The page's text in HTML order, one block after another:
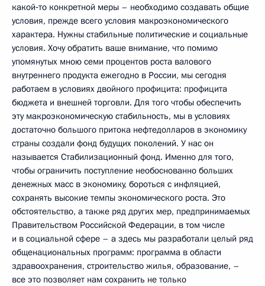
какой‑то конкретной меры – необходимо создавать общие
условия, прежде всего условия макроэкономического
характера. Нужны стабильные политические и социальные
условия. Хочу обратить ваше внимание, что помимо
упомянутых мною семи процентов роста валового
внутреннего продукта ежегодно в России, мы сегодня
работаем в условиях двойного профицита: профицита
бюджета и внешней торговли. Для того чтобы обеспечить
эту макроэкономическую стабильность, мы в условиях
достаточно большого притока нефтедолларов в экономику
страны создали фонд будущих поколений. У нас он
называется Стабилизационный фонд. Именно для того,
чтобы ограничить поступление необоснованно больших
денежных масс в экономику, бороться с инфляцией,
сохранять высокие темпы экономического роста. Это
обстоятельство, а также ряд других мер, предпринимаемых
Правительством Российской Федерации, в том числе
и в социальной сфере – а здесь мы разработали целый ряд
общенациональных программ: программа в области
здравоохранения, строительство жилья, образование, –
все это позволяет нам сохранить не только